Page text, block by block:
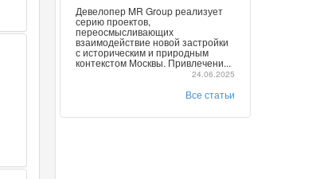
Девелопер MR Group реализует
серию проектов,
переосмысливающих
взаимодействие новой застройки
с историческим и природным
контекстом Москвы. Привлечени...
24.06.2025
Все статьи